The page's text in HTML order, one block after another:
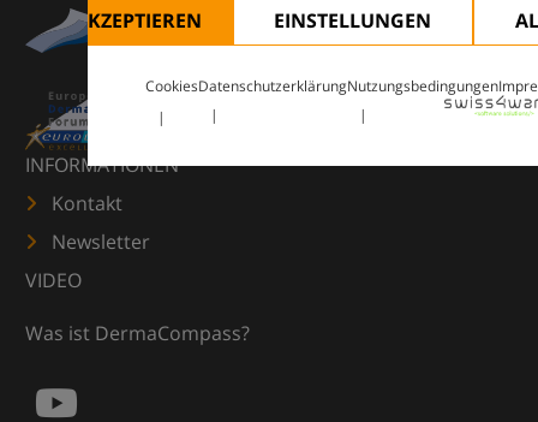
ALLE AKZEPTIEREN
EINSTELLUNGEN
CookiesDatenschutzerklärungNutzungsbedingungen
INFORMATIONEN
Kontakt
Newsletter
VIDEO
Was ist DermaCompass?